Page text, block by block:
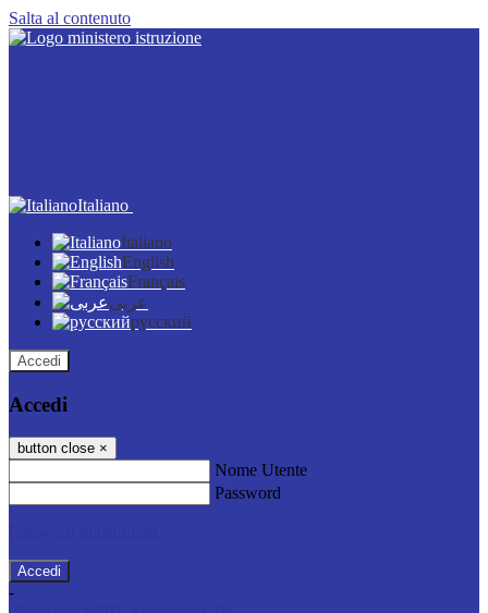
Salta al contenuto
Italiano
Italiano
English
Français
عربى
русский
Accedi
Accedi
button close ×
Nome Utente
Password
-